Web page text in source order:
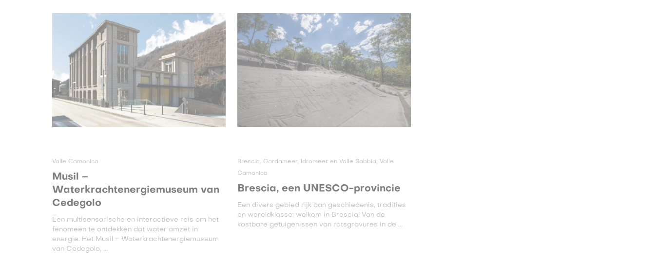
Valle Camonica
Musil –
Waterkrachtenergiemuseum van
Cedegolo
Een multisensorische en interactieve reis om het
fenomeen te ontdekken dat water omzet in
energie. Het Musil – Waterkrachtenergiemuseum
van Cedegolo, ...
Brescia, Gardameer, Idromeer en Valle Sabbia, Valle
Camonica
Brescia, een UNESCO-provincie
Een divers gebied rijk aan geschiedenis, tradities
en wereldklasse: welkom in Brescia! Van de
kostbare getuigenissen van rotsgravures in de ...